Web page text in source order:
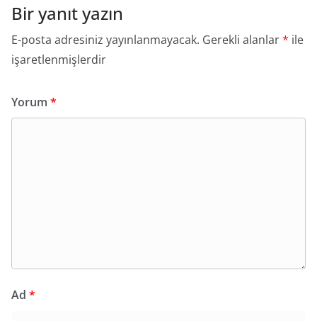
Bir yanıt yazın
E-posta adresiniz yayınlanmayacak. Gerekli alanlar* ile
işaretlenmişlerdir
Yorum *
Ad *